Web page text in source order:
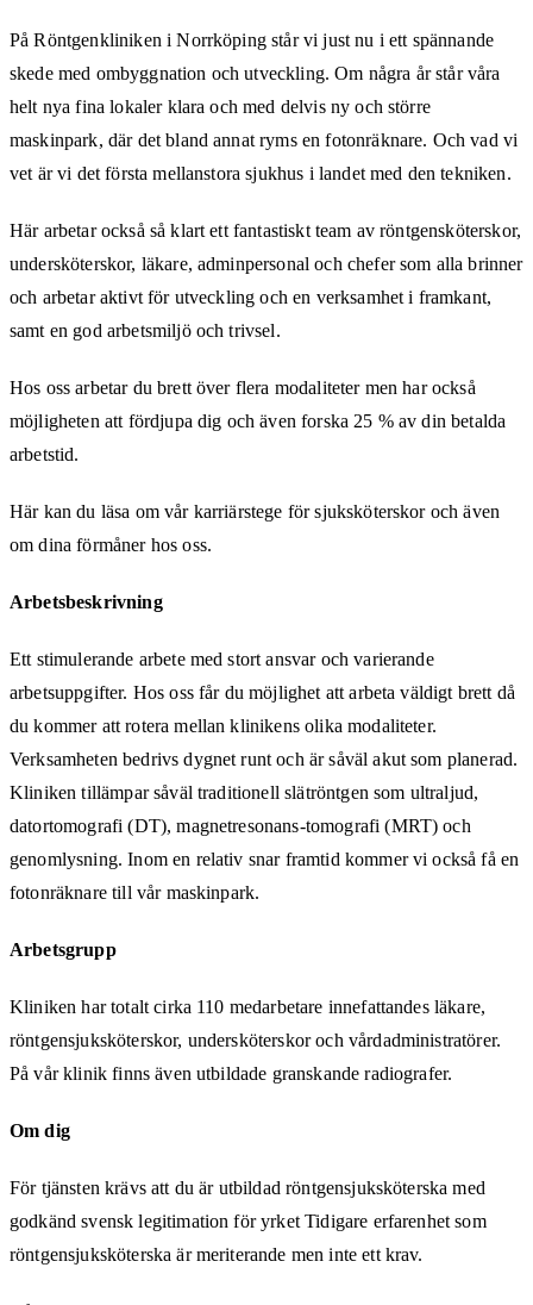
På Röntgenkliniken i Norrköping står vi just nu i ett spännande
skede med ombyggnation och utveckling. Om några år står våra
helt nya fina lokaler klara och med delvis ny och större
maskinpark, där det bland annat ryms en fotonräknare. Och vad vi
vet är vi det första mellanstora sjukhus i landet med den tekniken.
Här arbetar också så klart ett fantastiskt team av röntgensköterskor,
undersköterskor, läkare, adminpersonal och chefer som alla brinner
och arbetar aktivt för utveckling och en verksamhet i framkant,
samt en god arbetsmiljö och trivsel.
Hos oss arbetar du brett över flera modaliteter men har också
möjligheten att fördjupa dig och även forska 25 % av din betalda
arbetstid.
Här kan du läsa om vår karriärstege för sjuksköterskor och även
om dina förmåner hos oss.
Arbetsbeskrivning
Ett stimulerande arbete med stort ansvar och varierande
arbetsuppgifter. Hos oss får du möjlighet att arbeta väldigt brett då
du kommer att rotera mellan klinikens olika modaliteter.
Verksamheten bedrivs dygnet runt och är såväl akut som planerad.
Kliniken tillämpar såväl traditionell slätröntgen som ultraljud,
datortomografi (DT), magnetresonans-tomografi (MRT) och
genomlysning. Inom en relativ snar framtid kommer vi också få en
fotonräknare till vår maskinpark.
Arbetsgrupp
Kliniken har totalt cirka 110 medarbetare innefattandes läkare,
röntgensjuksköterskor, undersköterskor och vårdadministratörer.
På vår klinik finns även utbildade granskande radiografer.
Om dig
För tjänsten krävs att du är utbildad röntgensjuksköterska med
godkänd svensk legitimation för yrket Tidigare erfarenhet som
röntgensjuksköterska är meriterande men inte ett krav.